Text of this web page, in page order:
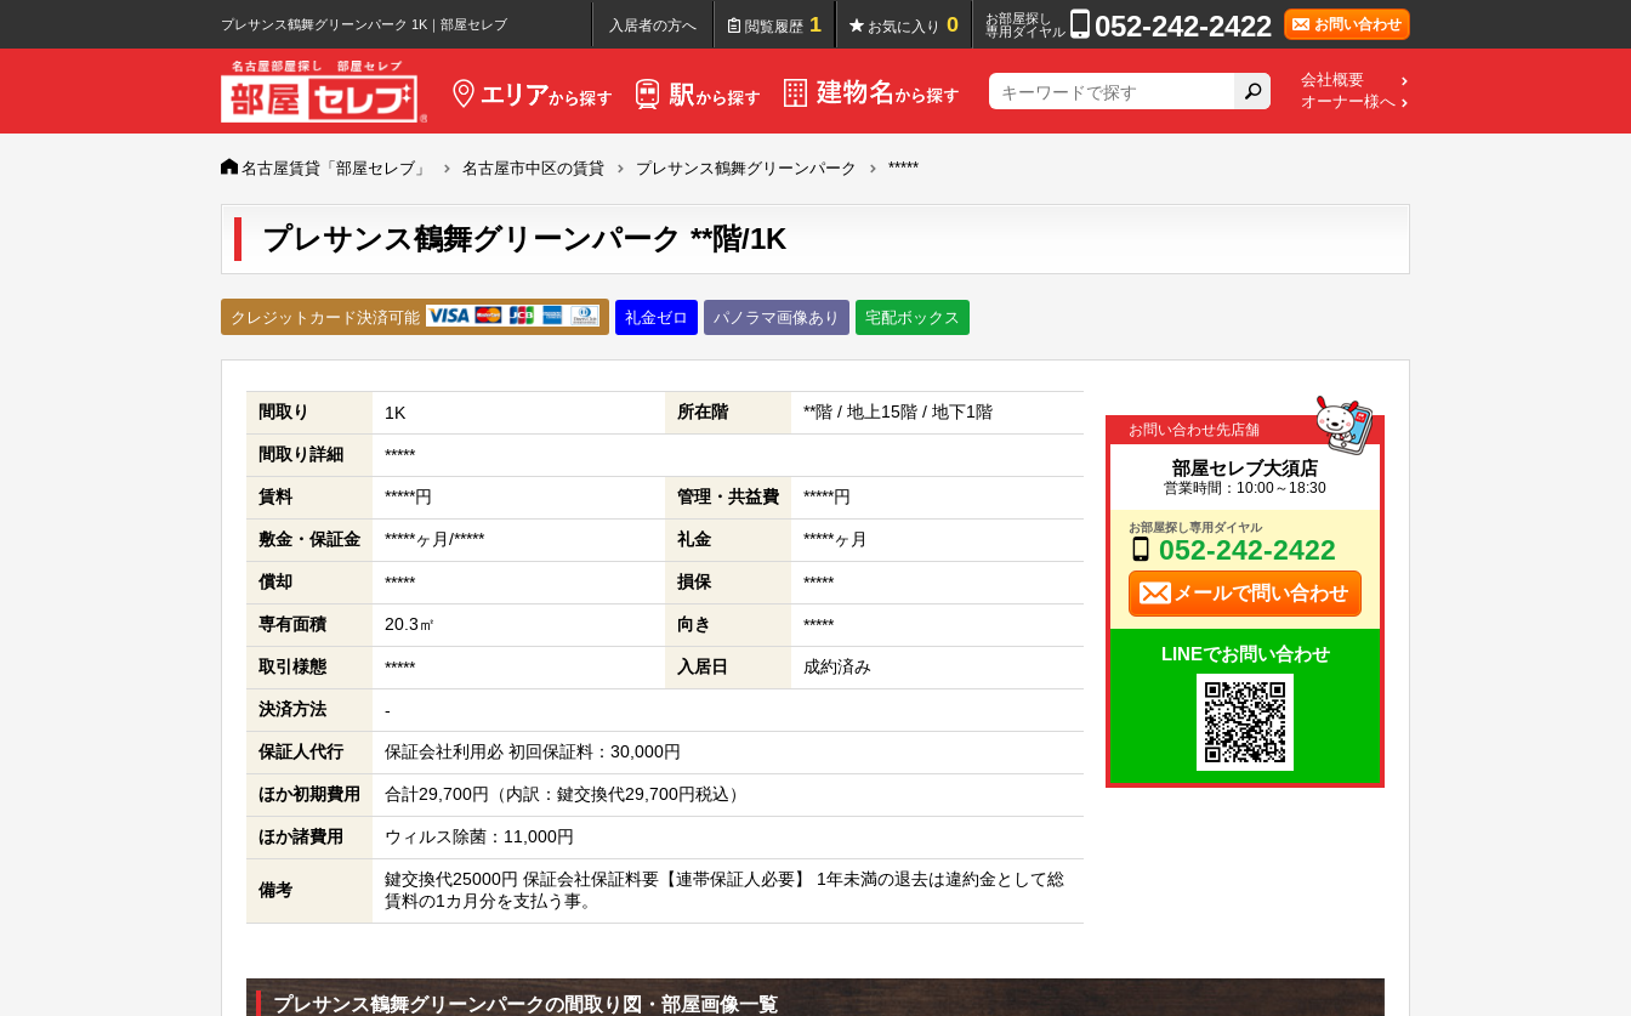
プレサンス鶴舞グリーンパーク 1K｜部屋セレブ 入居者の方へ 閲覧履歴 1 お気に入り 0
お部屋探し
専用ダイヤル
052-242-2422 お問い合わせ
会社概要
オーナー様へ
名古屋賃貸「部屋セレブ」 名古屋市中区の賃貸 プレサンス鶴舞グリーンパーク *****
プレサンス鶴舞グリーンパーク **階/1K
クレジットカード決済可能 礼金ゼロ パノラマ画像あり 宅配ボックス
間取り 1K 所在階 **階 / 地上15階 / 地下1階
間取り詳細 *****
賃料 *****円 管理・共益費 *****円
敷金・保証金 *****ヶ月/***** 礼金 *****ヶ月
償却 ***** 損保 *****
専有面積 20.3㎡ 向き *****
取引様態 ***** 入居日 成約済み
決済方法 -
保証人代行 保証会社利用必 初回保証料：30,000円
ほか初期費用 合計29,700円（内訳：鍵交換代29,700円税込）
ほか諸費用 ウィルス除菌：11,000円
備考
鍵交換代25000円 保証会社保証料要【連帯保証人必要】 1年未満の退去は違約金として総
賃料の1カ月分を支払う事。
お問い合わせ先店舗
部屋セレブ大須店
営業時間：10:00～18:30
お部屋探し専用ダイヤル
052-242-2422
メールで問い合わせ
LINEでお問い合わせ
プレサンス鶴舞グリーンパークの間取り図・部屋画像一覧